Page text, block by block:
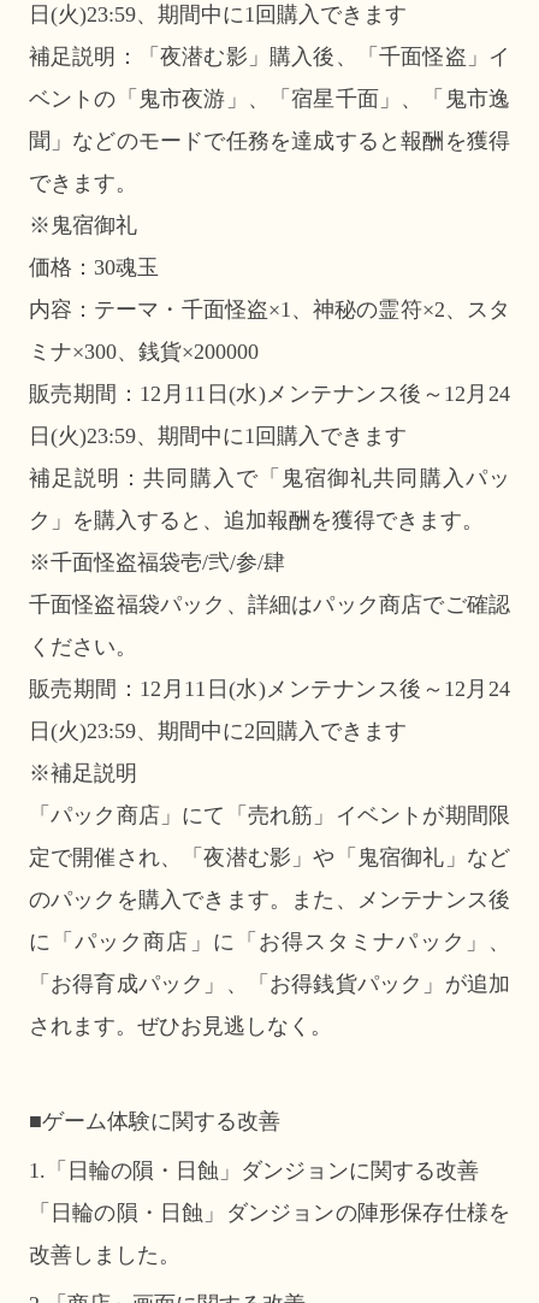
日(火)23:59、期間中に1回購入できます
補足説明：「夜潜む影」購入後、「千面怪盗」イ
ベントの「鬼市夜游」、「宿星千面」、「鬼市逸
聞」などのモードで任務を達成すると報酬を獲得
できます。
※鬼宿御礼
価格：30魂玉
内容：テーマ・千面怪盗×1、神秘の霊符×2、スタ
ミナ×300、銭貨×200000
販売期間：12月11日(水)メンテナンス後～12月24
日(火)23:59、期間中に1回購入できます
補足説明：共同購入で「鬼宿御礼共同購入パッ
ク」を購入すると、追加報酬を獲得できます。
※千面怪盗福袋壱/弐/参/肆
千面怪盗福袋パック、詳細はパック商店でご確認
ください。
販売期間：12月11日(水)メンテナンス後～12月24
日(火)23:59、期間中に2回購入できます
※補足説明
「パック商店」にて「売れ筋」イベントが期間限
定で開催され、「夜潜む影」や「鬼宿御礼」など
のパックを購入できます。また、メンテナンス後
に「パック商店」に「お得スタミナパック」、
「お得育成パック」、「お得銭貨パック」が追加
されます。ぜひお見逃しなく。
■ゲーム体験に関する改善
1.「日輪の隕・日蝕」ダンジョンに関する改善
「日輪の隕・日蝕」ダンジョンの陣形保存仕様を
改善しました。